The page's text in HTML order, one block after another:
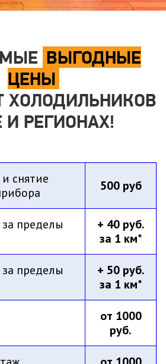
ВЫГОДНЫЕ
ЦЕНЫ
ХОЛОДИЛЬНИКОВ
И РЕГИОНАХ!
снятие
500 руб
пределы
+ 40 руб.
за 1 км*
пределы
+ 50 руб.
за 1 км*
от 1000
руб.